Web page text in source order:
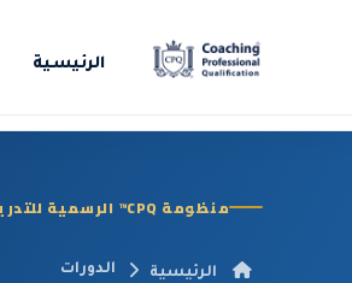
الرئيسية
منظومة CPQ™ الرسمية للتدريب والعضويات
الرئيسية الدورات